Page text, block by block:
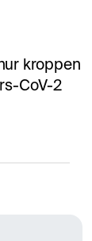
kroppen
CoV-2